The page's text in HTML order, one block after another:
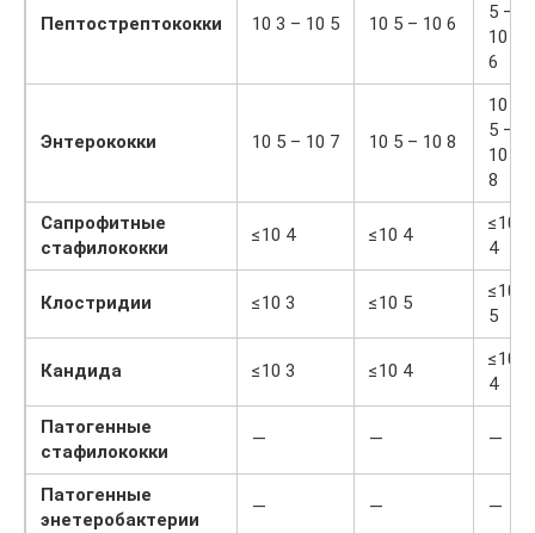
Пептострептококки 10 3 – 10 5 10 5 – 10 6
5 –
10
6
Энтерококки 10 5 – 10 7 10 5 – 10 8
10
5 –
10
8
Сапрофитные
стафилококки
≤10 4 ≤10 4
≤10
4
Клостридии ≤10 3 ≤10 5
≤10
5
Кандида ≤10 3 ≤10 4
≤10
4
Патогенные
стафилококки
— — —
Патогенные
энетеробактерии
— — —